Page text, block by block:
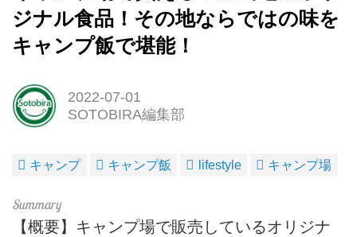
ジナル食品！その地ならではの味を
キャンプ飯で堪能！
2022-07-01
SOTOBIRA編集部
キャンプ キャンプ飯 lifestyle キャンプ場
【概要】キャンプ場で販売しているオリジナ